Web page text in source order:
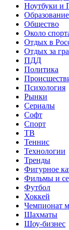
Ноутбуки и
Образование
Общество
Около
Отдых в
Отдых за
ПДД
Политика
Психология
Рынки
Сериалы
Софт
Спорт
ТВ
Теннис
Технологии
Тренды
Фигурное
Фильмы и
Футбол
Хоккей
Чемпионат
Шахматы
Шоу-бизнес